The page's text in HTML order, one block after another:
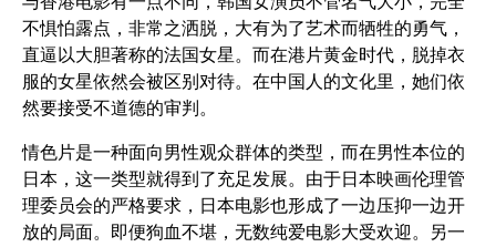
不惧怕露点，非常之洒脱，大有为了艺术而牺牲的勇气，
直逼以大胆著称的法国女星。而在港片黄金时代，脱掉衣
服的女星依然会被区别对待。在中国人的文化里，她们依
然要接受不道德的审判。
情色片是一种面向男性观众群体的类型，而在男性本位的
日本，这一类型就得到了充足发展。由于日本映画伦理管
理委员会的严格要求，日本电影也形成了一边压抑一边开
放的局面。即便狗血不堪，无数纯爱电影大受欢迎。另一